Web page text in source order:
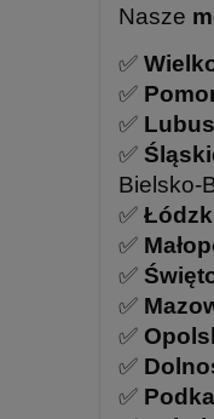
Nasze
✅
✅
✅
✅
Bielsko-
✅
✅
✅
✅
✅
✅
✅